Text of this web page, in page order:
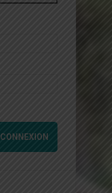
CONNEXION